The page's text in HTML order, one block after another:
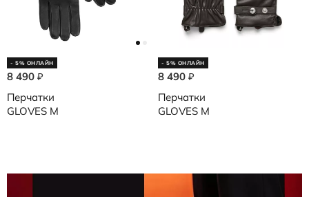
- 5% ОНЛАЙН
8 490 ₽
Перчатки
GLOVES M
- 5% ОНЛАЙН
8 490 ₽
Перчатки
GLOVES M